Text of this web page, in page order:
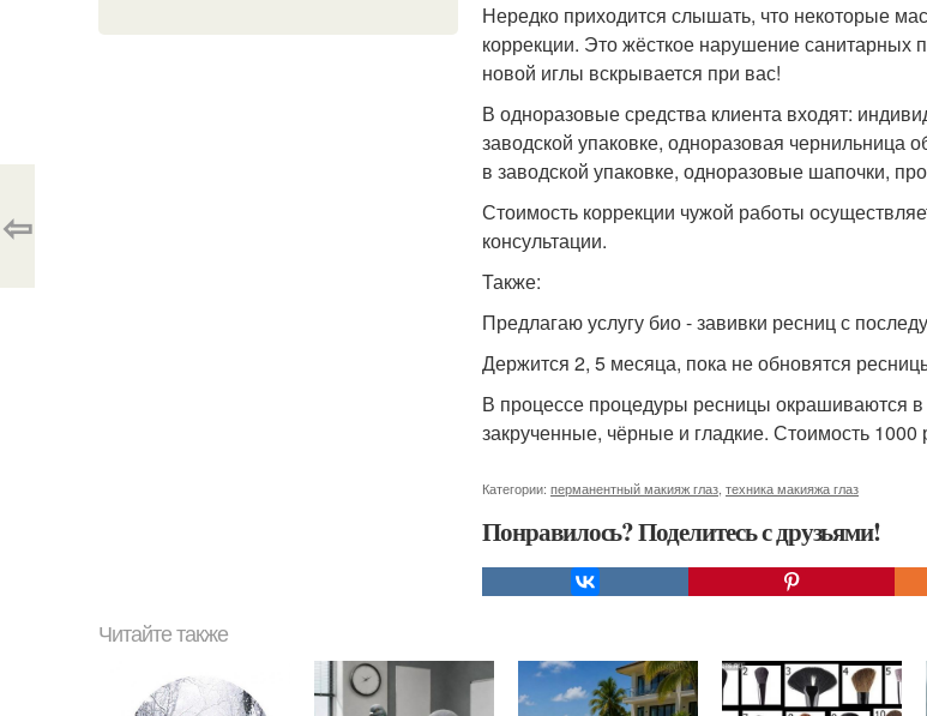
Нередко приходится слышать, что некоторые
коррекции. Это жёсткое нарушение санитарных
новой иглы вскрывается при вас!
В одноразовые средства клиента входят:
заводской упаковке, одноразовая чернильница
в заводской упаковке, одноразовые шапочки,
Стоимость коррекции чужой работы
консультации.
Также:
Предлагаю услугу био - завивки ресниц с
Держится 2, 5 месяца, пока не обновятся
В процессе процедуры ресницы окрашиваются
закрученные, чёрные и гладкие. Стоимость 1000
Категории: перманентный макияж глаз техника макияжа глаз
Понравилось? Поделитесь с друзьями!
⇦
Читайте также